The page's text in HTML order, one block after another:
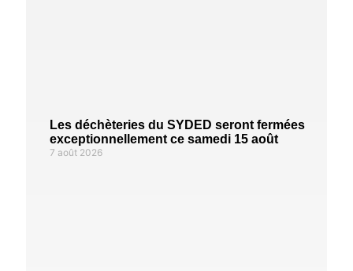
Les déchèteries du SYDED seront fermées
exceptionnellement ce samedi 15 août
7 août 2026